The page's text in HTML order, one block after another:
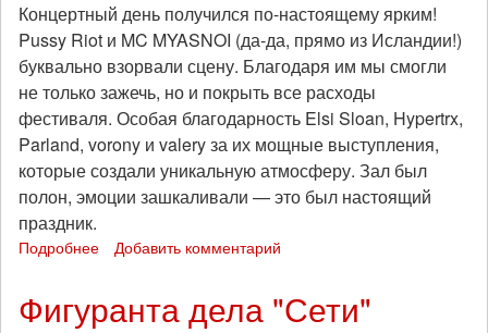
Концертный день получился по-настоящему ярким!
Pussy Riot и MC MYASNOI (да-да, прямо из Исландии!)
буквально взорвали сцену. Благодаря им мы смогли
не только зажечь, но и покрыть все расходы
фестиваля. Особая благодарность Elsi Sloan, Hypertrx,
Parland, vorony и valery за их мощные выступления,
которые создали уникальную атмосферу. Зал был
полон, эмоции зашкаливали — это был настоящий
праздник.
Подробнее
«Дед
Добавить комментарий
Фигуранта дела "Сети"